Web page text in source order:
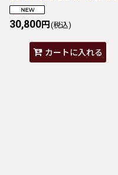
30,800円 (税込)
カートに入れる